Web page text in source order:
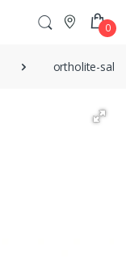
0
ortholite-